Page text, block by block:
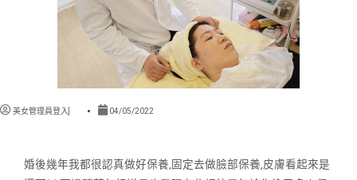
美女管理員登入 04/05/2022
婚後幾年我都很認真做好保養,固定去做臉部保養,皮膚看起來是